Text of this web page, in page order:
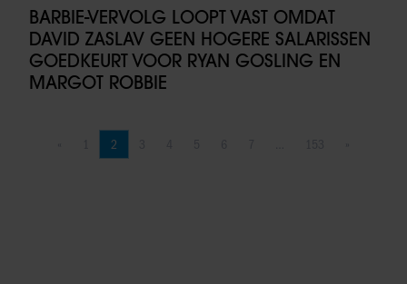
BARBIE-VERVOLG LOOPT VAST OMDAT
DAVID ZASLAV GEEN HOGERE SALARISSEN
GOEDKEURT VOOR RYAN GOSLING EN
MARGOT ROBBIE
Vorige pagina
PaginaPagina
2